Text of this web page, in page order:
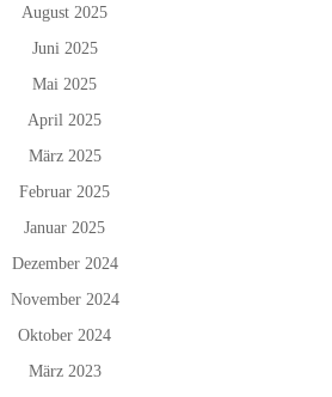
August 2025
Juni 2025
Mai 2025
April 2025
März 2025
Februar 2025
Januar 2025
Dezember 2024
November 2024
Oktober 2024
März 2023